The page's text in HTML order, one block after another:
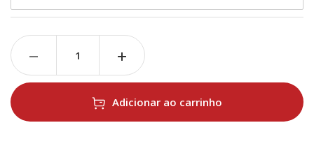
Adicionar ao carrinho